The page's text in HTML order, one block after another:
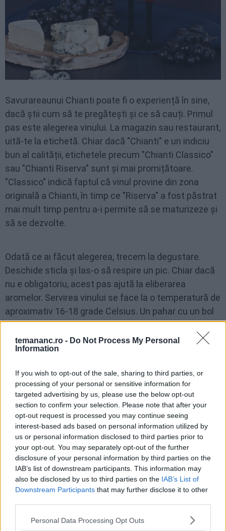
temananc.ro - Do Not Process My Personal
Information
If you wish to opt-out of the sale, sharing to third parties, or
processing of your personal or sensitive information for
targeted advertising by us, please use the below opt-out
section to confirm your selection. Please note that after your
opt-out request is processed you may continue seeing
interest-based ads based on personal information utilized by
us or personal information disclosed to third parties prior to
your opt-out. You may separately opt-out of the further
disclosure of your personal information by third parties on the
IAB’s list of downstream participants. This information may
also be disclosed by us to third parties on the IAB’s List of
Downstream Participants that may further disclose it to other
Personal Data Processing Opt Outs
Savurareaunui Chianti poate fi o experiență în sine,
dacă știi cum să te pregătești și ce să cauți. Primul
pas este alegerea vinului. La magazin sau restaurant,
uită-te la etichetă. Chiar dacă "Chianti" e un indiciu
bun al calității, etichetele precum "Chianti Classico"
sau "Chianti Riserva" sunt și mai promițătoare.
"Classico" indică faptul că vinul provine din zona
originală a Chianti, în timp ce "Riserva" a fost păstrat
mai mult timp pentru a-i permite să se maturizeze și
să se dezvolte.
Odată ce ai făcut alegerea, trecem la degustare.
Deschide sticla și las-o să respire un pic. Chiar dacă
nu e obligatoriu, acest pas ajută la eliberarea
aromelor. Servirea vinului se face la o temperatură de
aproximativ 16-18 grade Celsius. Un pahar cu un bol
larg e ideal, pentru a permite vinului să respire și
pentru a-ți facilita mirosirea aromelor.
asociezi cu mâncarea potrivită. Datorită acidității
sale ridicate și taninilor medii, Chianti se potrivește
de minune cu mâncăruri bogate în grăsimi și
proteine. Așa că, gândește-te la feluri de mâncare ca
paste cu sosuri roșii, carne de vită, miel sau chiar
pizza. Dacă ești vegetarian, o lasagna cu legume sau
un risotto ar putea fi la fel de potrivite.
Un ultim sfat pentru degustare: ia-ți timp să savurezi.
Gustă-l încet și lasă-l să umple gura, observând
mod, vei putea aprecia pe deplin complexitatea și